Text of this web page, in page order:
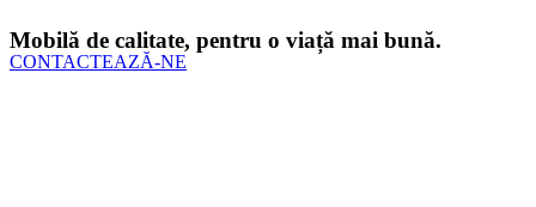
Mobilă de calitate, pentru o viață mai bună.
CONTACTEAZĂ-NE